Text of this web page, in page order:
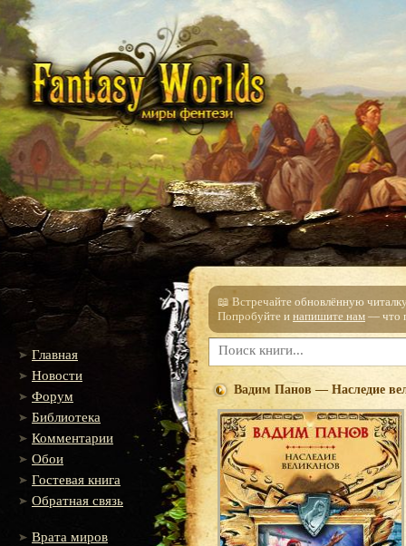
Главная
Новости
Форум
Библиотека
Комментарии
Обои
Гостевая книга
Обратная связь
Врата миров
📖 Встречайте обновлённую
Попробуйте и напишите нам — что
Вадим Панов — Наследие